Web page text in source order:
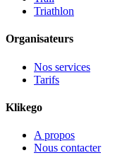
Triathlon
Organisateurs
Nos services
Tarifs
Klikego
A propos
Nous contacter